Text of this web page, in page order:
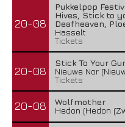
20-08
Pukkelpop
Hives, Stick to
Deafheaven,
Hasselt
Tickets
20-08
Stick To Your
Nieuwe Nor
Tickets
20-08
Wolfmother
Hedon (Hedon